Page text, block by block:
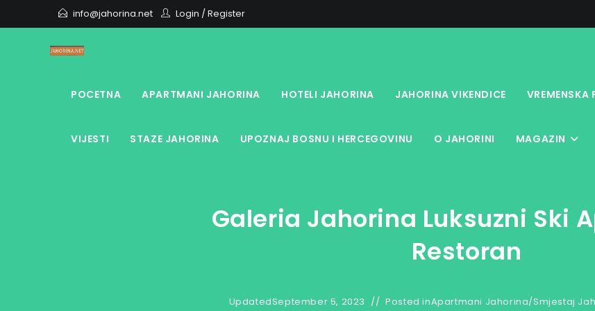
to
info@jahorina.net Login /Register
POCETNA APARTMANI JAHORINA HOTELI JAHORINA JAHORINA VIKENDICE
VIJESTI STAZE JAHORINA UPOZNAJ BOSNU I HERCEGOVINU O JAHORINI MAGAZIN
Galeria Jahorina Luksuzni Ski
Restoran
UpdatedSeptember 5, 2023 Posted inApartmani Jahorina/Smjestaj